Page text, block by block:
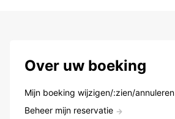
Over uw boeking
Mijn boeking wijzigen/:zien/annuleren
Beheer mijn reservatie